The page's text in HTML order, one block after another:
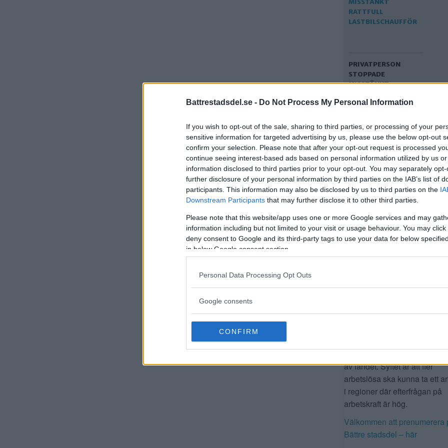
Battrestadsdel.se - Do Not Process My Personal Information
If you wish to opt-out of the sale, sharing to third parties, or processing of your
sensitive information for targeted advertising by us, please use the below opt-out
confirm your selection. Please note that after your opt-out request is processed
continue seeing interest-based ads based on personal information utilized by us
information disclosed to third parties prior to your opt-out. You may separately
further disclosure of your personal information by third parties on the IAB’s list of
participants. This information may also be disclosed by us to third parties on the
Downstream Participants that may further disclose it to other third parties.
Please note that this website/app uses one or more Google services and may
information including but not limited to your visit or usage behaviour. You may
deny consent to Google and its third-party tags to use your data for below
in below Google consent section.
Personal Data Processing Opt Outs
Google consents
CONFIRM
PRIVATPERSON
STOPPADE
MISSTÄNKT
LASTBILSCHAUFFÖR
FLYTTAR TILL ÄLVSJÖ
DAGENS FRÅGA
ett jobb?
Arbetsförmedlingen i
av landet. Syftet är att fler
arbetslösa ska kunna ta ett
i regioner där efterfrågan på
arbetskraft är hög.
Välkommen att prenumerera
Bättre stadsdel – här